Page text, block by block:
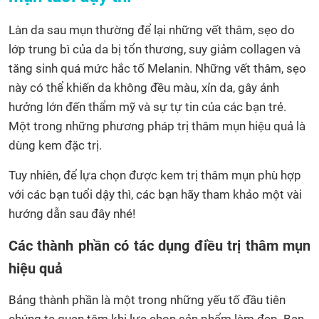
Làn da sau mụn thường để lại những vết thâm, sẹo do
lớp trung bì của da bị tổn thương, suy giảm collagen và
tăng sinh quá mức hắc tố Melanin. Những vết thâm, sẹo
này có thể khiến da không đều màu, xỉn da, gây ảnh
hưởng lớn đến thẩm mỹ và sự tự tin của các bạn trẻ.
Một trong những phương pháp trị thâm mụn hiệu quả là
dùng kem đặc trị.
Tuy nhiên, để lựa chọn được kem trị thâm mụn phù hợp
với các bạn tuổi dậy thì, các bạn hãy tham khảo một vài
hướng dẫn sau đây nhé!
Các thành phần có tác dụng điều trị thâm mụn
hiệu quả
Bảng thành phần là một trong những yếu tố đầu tiên